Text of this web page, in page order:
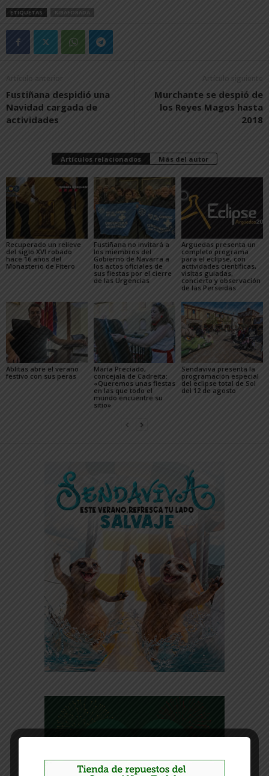
ETIQUETAS RIBAFORADA
Artículo anterior
Fustiñana despidió una
Navidad cargada de
actividades
Artículo siguiente
Murchante se despió de
los Reyes Magos hasta
2018
Artículos relacionados Más del autor
Recuperado un relieve
del siglo XVI robado
hace 16 años del
Monasterio de Fitero
Fustiñana no invitará a
los miembros del
Gobierno de Navarra a
los actos oficiales de
sus fiestas por el cierre
de las Urgencias
Arguedas presenta un
completo programa
para el eclipse, con
actividades científicas,
visitas guiadas,
concierto y observación
de las Perseidas
Ablitas abre el verano
festivo con sus peras
María Preciado,
concejala de Cadreita:
«Queremos unas fiestas
en las que todo el
mundo encuentre su
sitio»
Sendaviva presenta la
programación especial
del eclipse total de Sol
del 12 de agosto